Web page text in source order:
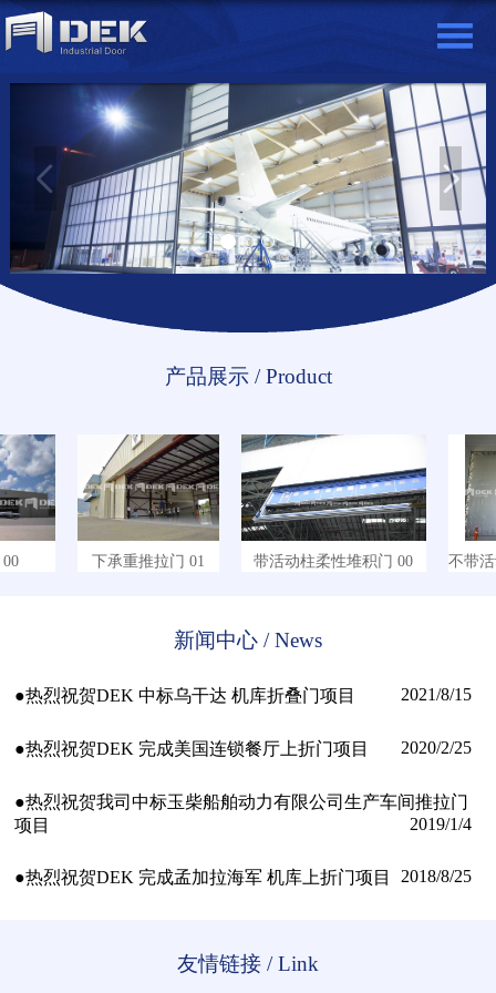
产品展示 / Product
下承重推拉门 01 带活动柱柔性堆积门 00 不带活
新闻中心 / News
●热烈祝贺DEK 中标乌干达 机库折叠门项目 2021/8/15
●热烈祝贺DEK 完成美国连锁餐厅上折门项目 2020/2/25
●热烈祝贺我司中标玉柴船舶动力有限公司生产车间推拉门
项目
2019/1/4
●热烈祝贺DEK 完成孟加拉海军 机库上折门项目 2018/8/25
友情链接 / Link